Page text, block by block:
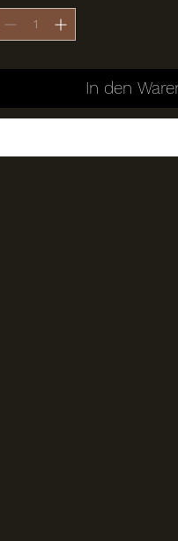
In den